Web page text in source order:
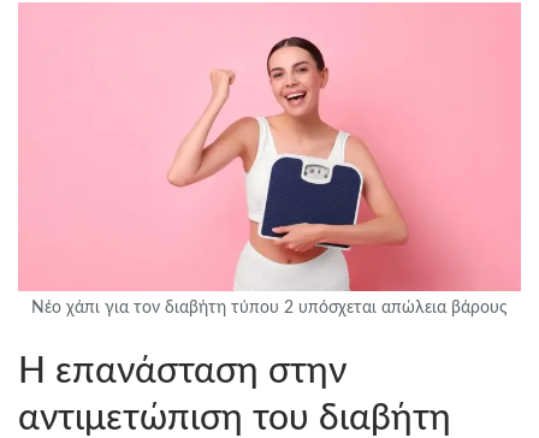
Νέο χάπι για τον διαβήτη τύπου 2 υπόσχεται απώλεια βάρους
Η επανάσταση στην
αντιμετώπιση του διαβήτη